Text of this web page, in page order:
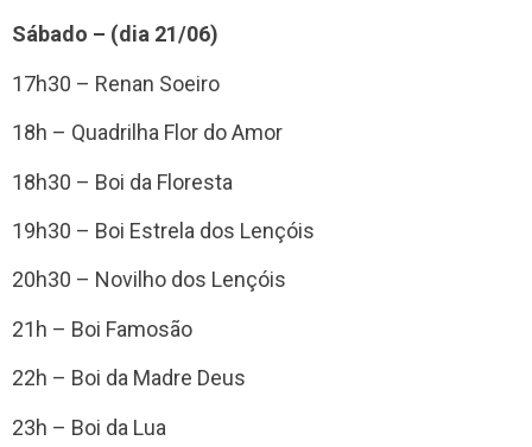
Sábado – (dia 21/06)
17h30 – Renan Soeiro
18h – Quadrilha Flor do Amor
18h30 – Boi da Floresta
19h30 – Boi Estrela dos Lençóis
20h30 – Novilho dos Lençóis
21h – Boi Famosão
22h – Boi da Madre Deus
23h – Boi da Lua